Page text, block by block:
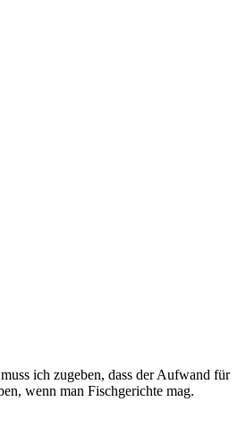
ich zugeben, dass der Aufwand für
wenn man Fischgerichte mag.